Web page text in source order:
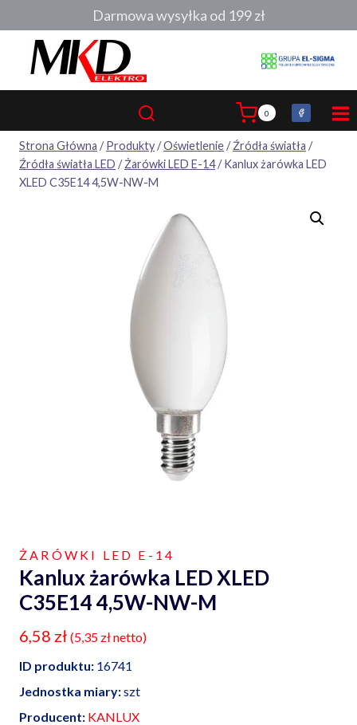
do
0
Strona Główna / Produkty/Oświetlenie/ Źródła światła /
Źródła światła LED / Żarówki LED E-14/ Kanlux żarówka LED
XLED C35E14 4,5W-NW-M
ŻARÓWKI LED E-14
Kanlux żarówka LED XLED
C35E14 4,5W-NW-M
6,58 zł (5,35 złnetto)
ID produktu: 16741
Jednostka miary:szt
Producent: KANLUX
Darmowa wysyłka od 199 zł